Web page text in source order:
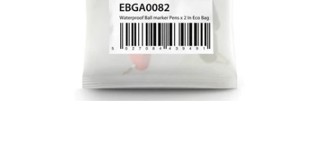
Topánky